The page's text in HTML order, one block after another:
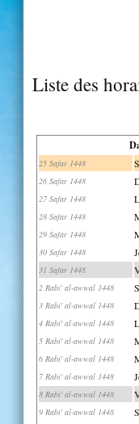
Liste des
25 Safar 1448
26 Safar 1448
27 Safar 1448
28 Safar 1448
29 Safar 1448
30 Safar 1448
31 Safar 1448
2 Rabi' al-awwal 1448
3 Rabi' al-awwal 1448
4 Rabi' al-awwal 1448
5 Rabi' al-awwal 1448
6 Rabi' al-awwal 1448
7 Rabi' al-awwal 1448
8 Rabi' al-awwal 1448
9 Rabi' al-awwal 1448